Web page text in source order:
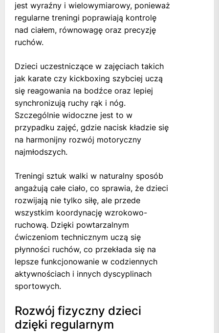
jest wyraźny i wielowymiarowy, ponieważ
regularne treningi poprawiają kontrolę
nad ciałem, równowagę oraz precyzję
ruchów.
Dzieci uczestniczące w zajęciach takich
jak karate czy kickboxing szybciej uczą
się reagowania na bodźce oraz lepiej
synchronizują ruchy rąk i nóg.
Szczególnie widoczne jest to w
przypadku zajęć, gdzie nacisk kładzie się
na harmonijny rozwój motoryczny
najmłodszych.
Treningi sztuk walki w naturalny sposób
angażują całe ciało, co sprawia, że dzieci
rozwijają nie tylko siłę, ale przede
wszystkim koordynację wzrokowo-
ruchową. Dzięki powtarzalnym
ćwiczeniom technicznym uczą się
płynności ruchów, co przekłada się na
lepsze funkcjonowanie w codziennych
aktywnościach i innych dyscyplinach
sportowych.
Rozwój fizyczny dzieci
dzięki regularnym